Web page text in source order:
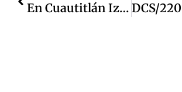
En Cuautitlán Izcalli Se Mantiene Una Tendencia A La Baja En El Robo A Negocio, Disminuye 22%: SESNSP